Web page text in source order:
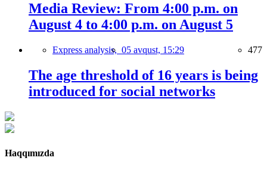
Media Review: From 4:00 p.m. on
August 4 to 4:00 p.m. on August 5
Express analysis, 05 avqust, 15:29 477
The age threshold of 16 years is being
introduced for social networks
Haqqımızda